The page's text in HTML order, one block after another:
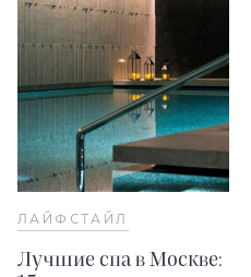
ЛАЙФСТАЙЛ
Лучшие спа в Москве: